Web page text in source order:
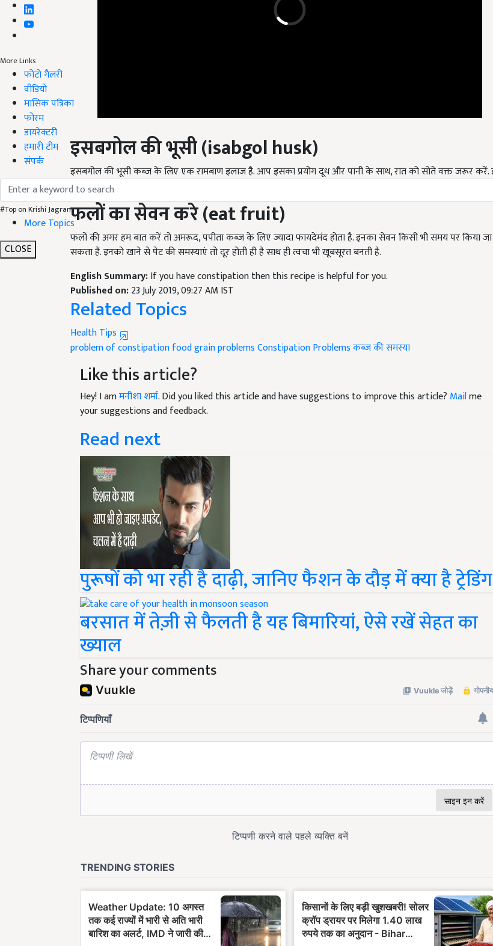
More Links
फोटो गैलरी
वीडियो
मासिक पत्रिका
फोरम
डायरेक्टरी
हमारी टीम
संपर्क
#Top on Krishi Jagran
More Topics
CLOSE
इसबगोल की भूसी (isabgol husk)
इसबगोल की भूसी कब्ज के लिए एक रामबाण इलाज है. आप इसका प्रयोग दूध और पानी के साथ
कब्ज की समस्या बिल्कुल समाप्त हो जाएगी.
फलों का सेवन करे (eat fruit)
फलों की अगर हम बात करें तो अमरूद पपीता कब्ज के लिए ज्यादा फायदेमंद होता है. इनका सेवन किसी भी समय पर किया जा
सकता है. इनको खाने से पेट की समस्याएं तो दूर होती ही है साथ ही त्वचा भी खूबसूरत बनती है.
If you have constipation then this recipe is helpful for you.
Published on:23 July 2019, 09:27 AM IST
Related Topics
Health Tips
problem of constipation
Like this article?
Hey! I amमनीशा शर्मा . Did you liked this article and have suggestions to improve this article?
your suggestions and feedback.
Read next
पुरूषों को भा रही है दाढ़ी, जानिए फैशन के दौड़ में क्या है ट्रेडिंग
बरसात में तेज़ी से फैलती है यह बिमारियां, ऐसे रखें सेहत का
ख्याल
Share your comments